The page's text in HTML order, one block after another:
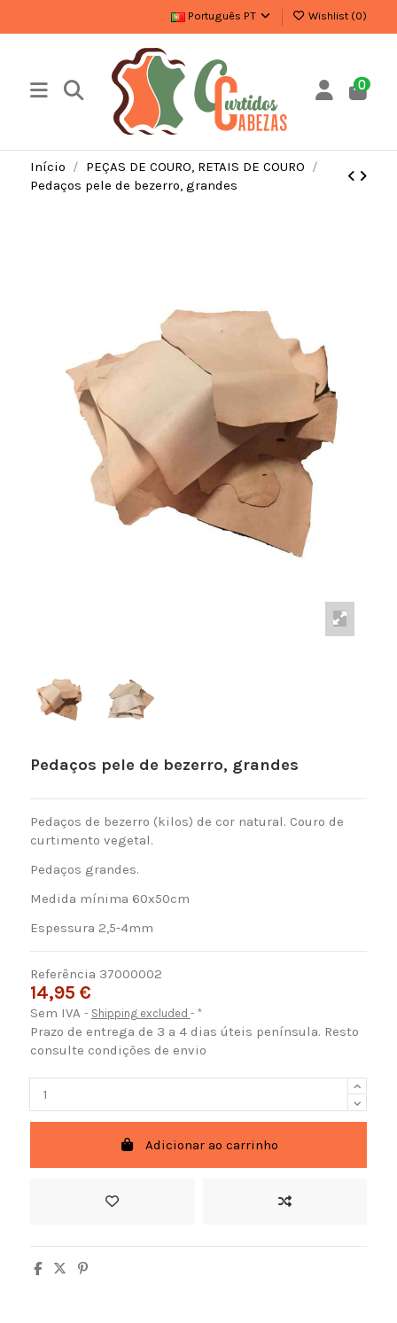
Português PT Wishlist (0)
0
Início
PEÇAS DE COURO, RETAIS DE COURO
Pedaços pele de bezerro, grandes
Pedaços pele de bezerro, grandes
Pedaços de bezerro (kilos) de cor natural. Couro de
curtimento vegetal.
Pedaços grandes.
Medida mínima 60x50cm
Espessura 2,5-4mm
Referência 37000002
14,95 €
Sem IVA Shipping excluded *
Prazo de entrega de 3 a 4 dias úteis península. Resto
consulte condições de envio
Adicionar ao carrinho